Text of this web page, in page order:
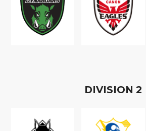
DIVISION 2